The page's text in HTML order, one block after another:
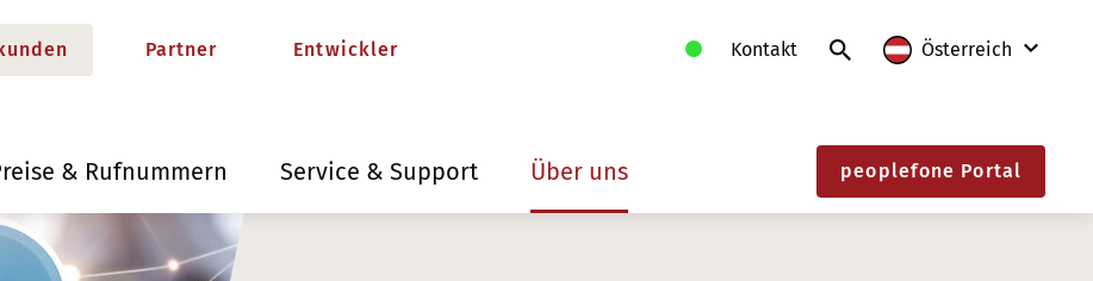
Partner Entwickler Kontakt Österreich
Deutschland
& Rufnummern Service & Support Über uns peoplefone Portal